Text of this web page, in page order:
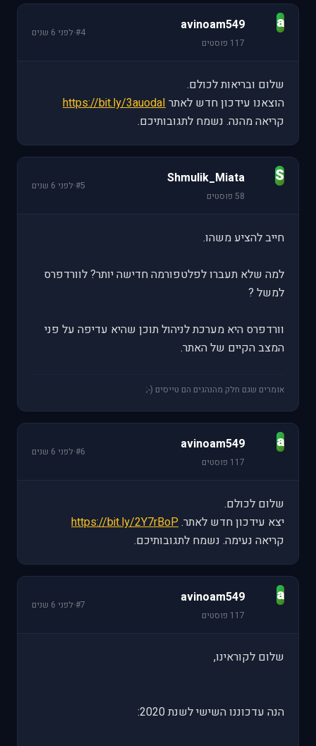
a
avinoam549
117 פוסטים
#4
·לפני 6 שנים
שלום ובריאות לכולם.
הוצאנו עידכון חדש לאתרhttps://bit.ly/3auodaI
קריאה מהנה. נשמח לתגובותיכם.
S
Shmulik_Miata
58 פוסטים
#5
·לפני 6 שנים
חייב להציע משהו.
למה שלא תעברו לפלטפורמה חדישה יותר? לוורדפרס
למשל ?
וורדפרס היא מערכת לניהול תוכן שהיא עדיפה על פני
המצב הקיים של האתר.
אומרים שגם חלק מהנהגים הם טייסים (-;
a
avinoam549
117 פוסטים
#6
·לפני 6 שנים
שלום לכולם.
יצא עידכון חדש לאתר.https://bit.ly/2Y7rBoP
קריאה נעימה. נשמח לתגובותיכם.
a
avinoam549
117 פוסטים
#7
·לפני 6 שנים
שלום לקוראינו,
הנה עדכוננו השישי לשנת 2020: